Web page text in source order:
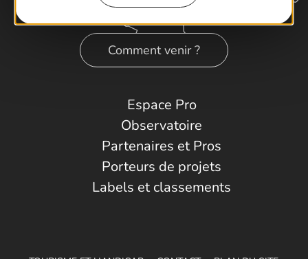
Comment venir ?
Espace Pro
Observatoire
Partenaires et Pros
Porteurs de projets
Labels et classements